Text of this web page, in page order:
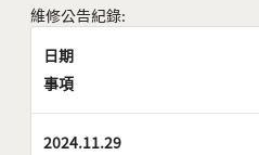
維修公告紀錄:
日期
事項
2024.11.29